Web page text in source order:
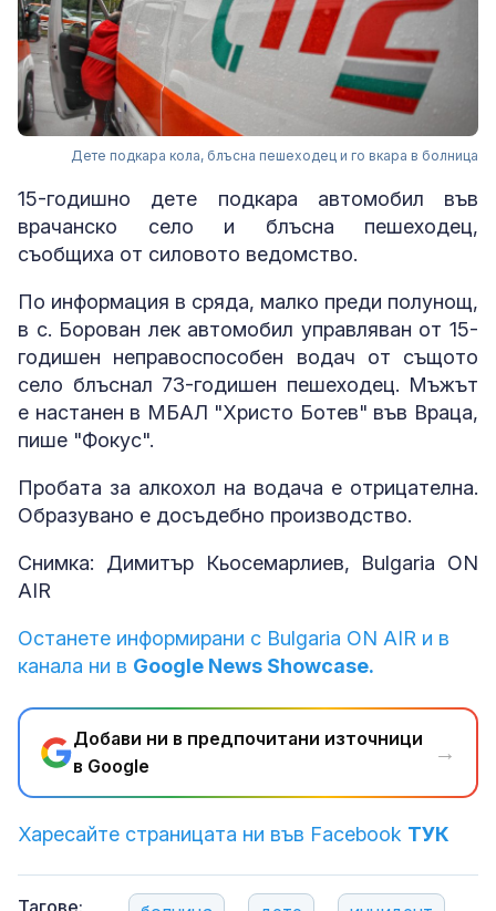
Дете подкара кола, блъсна пешеходец и го вкара в болница
15-годишно дете подкара автомобил във
врачанско село и блъсна пешеходец,
съобщиха от силовото ведомство.
По информация в сряда, малко преди полунощ,
в с. Борован лек автомобил управляван от 15-
годишен неправоспособен водач от същото
село блъснал 73-годишен пешеходец. Мъжът
е настанен в МБАЛ "Христо Ботев" във Враца,
пише "Фокус".
Пробата за алкохол на водача е отрицателна.
Образувано е досъдебно производство.
Снимка: Димитър Кьосемарлиев, Bulgaria ON
AIR
Останете информирани с Bulgaria ON AIR и в
канала ни в Google News Showcase.
Добави ни в предпочитани източници
в Google
→
Харесайте страницата ни във Facebook ТУК